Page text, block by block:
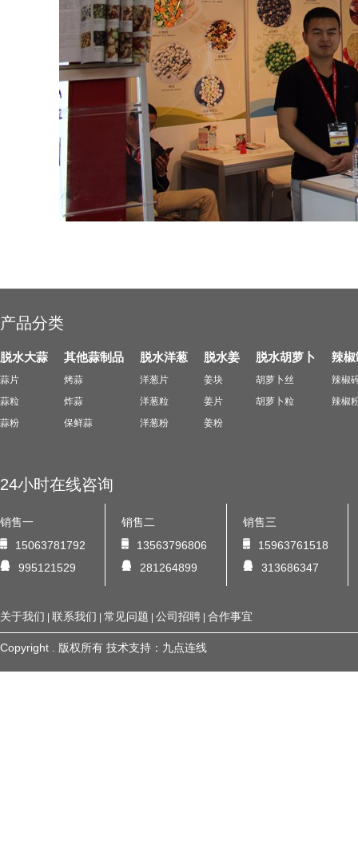
产品分类
脱水大蒜
蒜片
蒜粒
蒜粉
其他蒜制品
烤蒜
炸蒜
保鲜蒜
脱水洋葱
洋葱片
洋葱粒
洋葱粉
脱水姜
姜块
姜片
姜粉
脱水胡萝卜
胡萝卜丝
胡萝卜粒
辣
辣椒
辣椒
24小时在线咨询
销售一
15063781792
995121529
销售二
13563796806
281264899
销售三
15963761518
313686347
关于我们 联系我们 常见问题 公司招聘 合作事宜
Copyright . 版权所有 技术支持： 九点连线